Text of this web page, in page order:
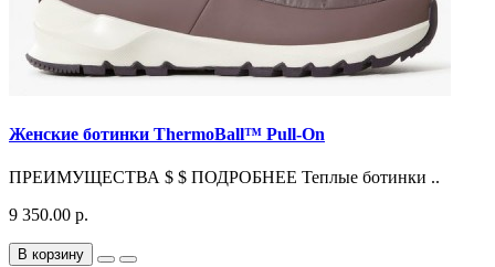
Женские ботинки ThermoBall™ Pull-On
ПРЕИМУЩЕСТВА $ $ ПОДРОБНЕЕ Теплые ботинки ..
9 350.00 р.
В корзину